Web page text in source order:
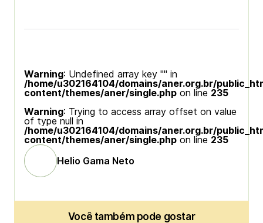
Warning: Undefined array key "" in
/home/u302164104/domains/aner.org.br/
content/themes/aner/single.php on line 235
Warning: Trying to access array offset on value
of type null in
/home/u302164104/domains/aner.org.br/
content/themes/aner/single.php on line 235
Helio Gama Neto
Você também pode gostar